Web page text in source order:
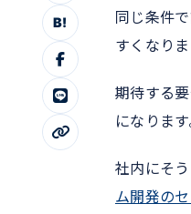
B!
同じ条件
すくなりま
期待する
になります
社内にそ
ム開発の